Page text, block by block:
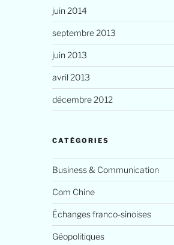
juin 2014
septembre 2013
juin 2013
avril 2013
décembre 2012
CATÉGORIES
Business & Communication
Com Chine
Échanges franco-sinoises
Géopolitiques